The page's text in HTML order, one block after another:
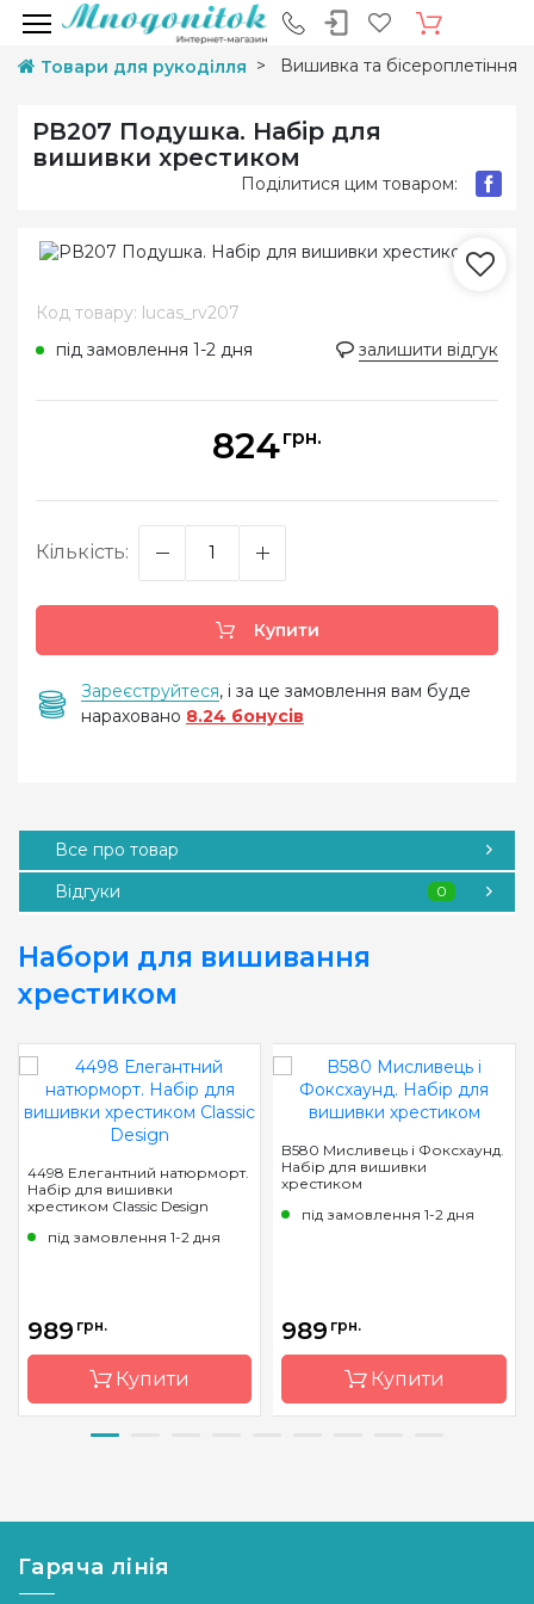
Товари для рукоділля Вишивка та бісероплетіння
РВ207 Подушка. Набір для
вишивки хрестиком
Поділитися цим товаром:
Код товару: lucas_rv207
під замовлення 1-2 дня
залишити відгук
824грн.
Кількість:
Купити
Зареєструйтеся, і за це замовлення вам буде
нараховано 8.24 бонусів
Все про товар
Відгуки
0
Набори для вишивання
хрестиком
4498 Елегантний натюрморт.
Набір для вишивки
хрестиком Classic Design
під замовлення 1-2 дня
989 грн.
Купити
виробник
Розмір
B580 Мисливець і Фоксхаунд.
Набір для вишивки
хрестиком
під замовлення 1-2 дня
989 грн.
Купити
Країна
Молдова
Гаряча лінія